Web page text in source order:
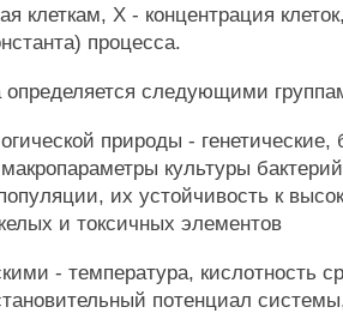
клеткам, X - концентрация
процесса.
определяется следующими
природы -
культуры
их устойчивость к
и токсичных элементов
- температура, кислотность
потенциал